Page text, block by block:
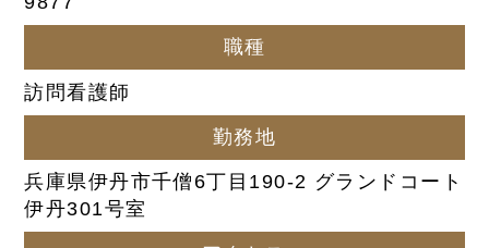
職種
訪問看護師
勤務地
兵庫県伊丹市千僧6丁目190-2 グランドコート
伊丹301号室